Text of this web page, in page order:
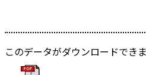
このデータがダウンロードできま